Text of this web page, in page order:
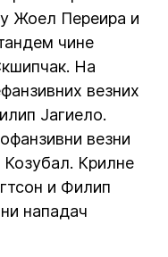
Жоел Переира и
чине
На
везних
Јагиело.
везни
Крилне
и Филип
нападач